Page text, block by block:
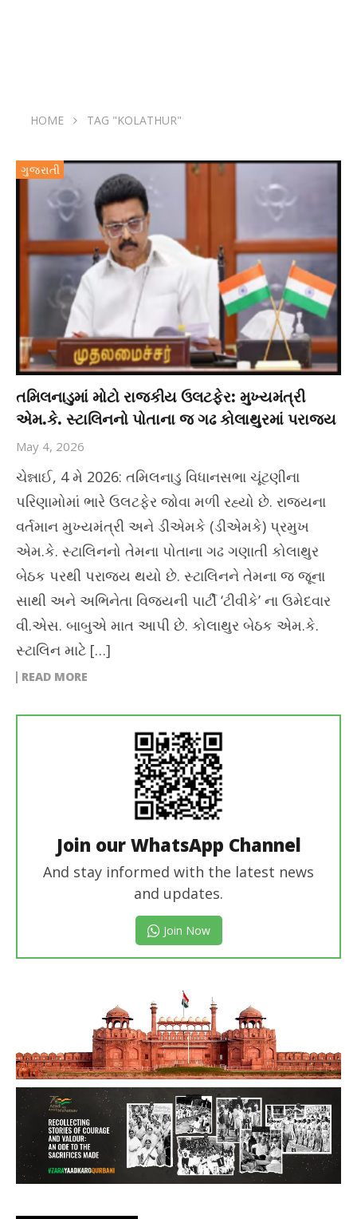
HOME TAG "KOLATHUR"
ગુજરાતી
તમિલનાડુમાં મોટો રાજકીય ઉલટફેર: મુખ્યમંત્રી
એમ.કે. સ્ટાલિનનો પોતાના જ ગઢ કોલાથુરમાં પરાજય
May 4, 2026
ચેન્નાઈ, 4 મે 2026: તમિલનાડુ વિધાનસભા ચૂંટણીના
પરિણામોમાં ભારે ઉલટફેર જોવા મળી રહ્યો છે. રાજ્યના
વર્તમાન મુખ્યમંત્રી અને ડીએમકે (ડીએમકે) પ્રમુખ
એમ.કે. સ્ટાલિનનો તેમના પોતાના ગઢ ગણાતી કોલાથુર
બેઠક પરથી પરાજય થયો છે. સ્ટાલિનને તેમના જ જૂના
સાથી અને અભિનેતા વિજયની પાર્ટી ‘ટીવીકે’ ના ઉમેદવાર
વી.એસ. બાબુએ માત આપી છે. કોલાથુર બેઠક એમ.કે.
સ્ટાલિન માટે […]
READ MORE
Join our WhatsApp Channel
And stay informed with the latest news
and updates.
Join Now